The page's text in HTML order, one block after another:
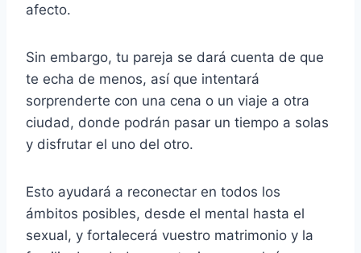
afecto.
Sin embargo, tu pareja se dará cuenta de que
te echa de menos, así que intentará
sorprenderte con una cena o un viaje a otra
ciudad, donde podrán pasar un tiempo a solas
y disfrutar el uno del otro.
Esto ayudará a reconectar en todos los
ámbitos posibles, desde el mental hasta el
sexual, y fortalecerá vuestro matrimonio y la